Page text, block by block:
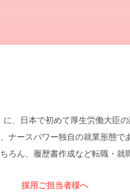
に、日本で初めて厚生労働大
ナースパワー独自の就業形態
ろん、履歴書作成など転職・就
採用ご担当者様へ